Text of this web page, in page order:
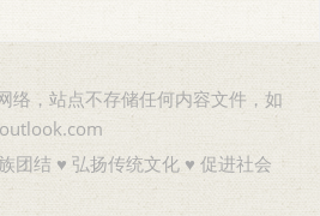
络，站点不存储任何内容文件，如
团结 ♥ 弘扬传统文化 ♥ 促进社会